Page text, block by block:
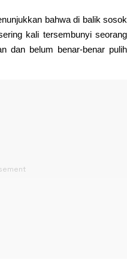
bahwa di balik sosok
kali tersembunyi seorang
dan belum benar-benar pulih